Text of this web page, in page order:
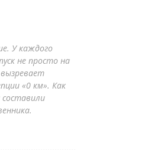
У каждого
не просто на
«0 км». Как